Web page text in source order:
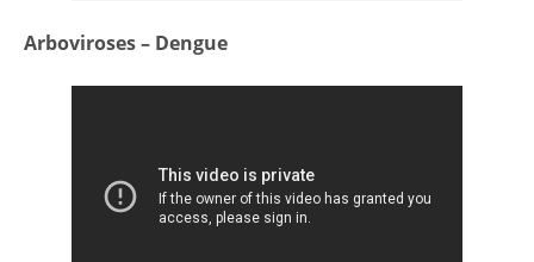
Arboviroses – Dengue